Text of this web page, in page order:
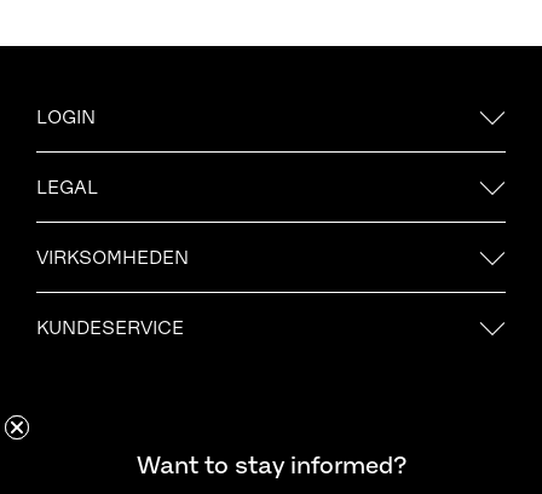
LOGIN
LEGAL
VIRKSOMHEDEN
KUNDESERVICE
Hold dig opdateret
Want to stay informed?